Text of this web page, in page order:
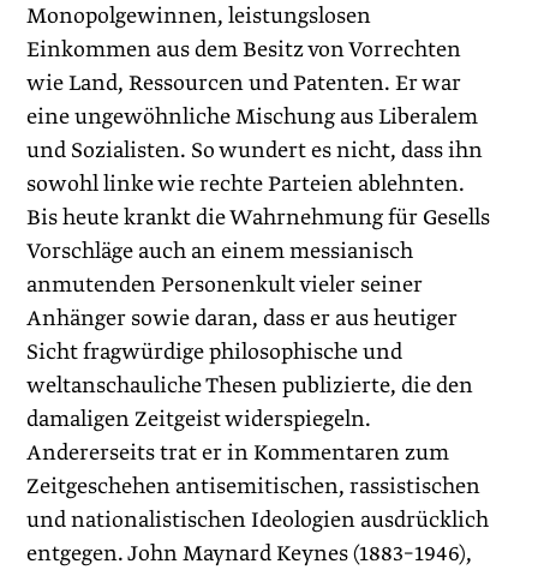
Monopolgewinnen, leistungslosen
Einkommen aus dem Besitz von Vorrechten
wie Land, Ressourcen und Patenten. Er war
eine ungewöhnliche Mischung aus Liberalem
und Sozialisten. So wundert es nicht, dass ihn
sowohl linke wie rechte Parteien ablehnten.
Bis heute krankt die Wahrnehmung für Gesells
Vorschläge auch an einem messianisch
anmutenden Personenkult vieler seiner
Anhänger sowie daran, dass er aus heutiger
Sicht fragwürdige philosophische und
weltanschauliche Thesen publizierte, die den
damaligen Zeitgeist widerspiegeln.
Andererseits trat er in Kommentaren zum
Zeitgeschehen antisemitischen, rassistischen
und nationalistischen Ideologien ausdrücklich
entgegen. John Maynard Keynes (1883–1946),